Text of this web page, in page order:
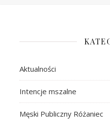
Aktualności
Intencje mszalne
Męski Publiczny Różaniec